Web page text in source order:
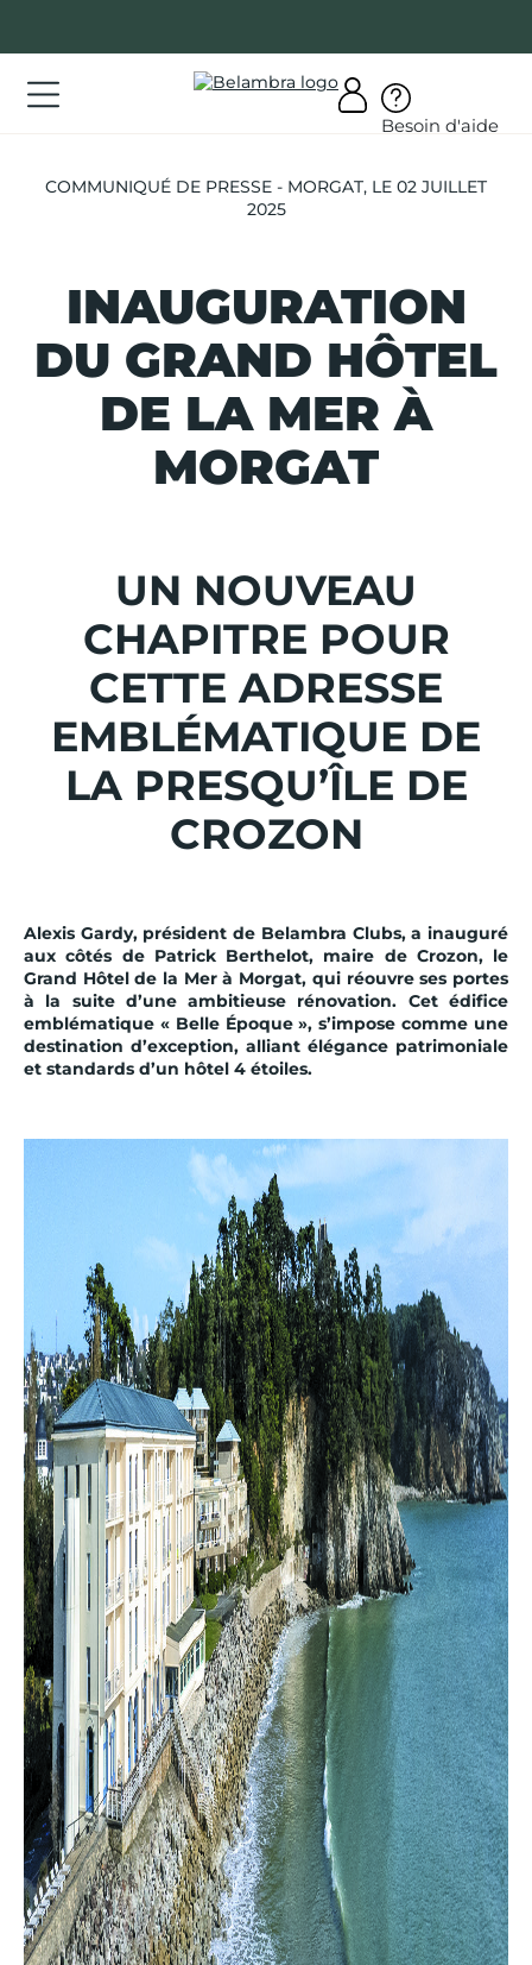
contenu
Besoin d'aide
COMMUNIQUÉ DE PRESSE - MORGAT, LE 02 JUILLET
2025
INAUGURATION
DU GRAND HÔTEL
DE LA MER À
MORGAT
UN NOUVEAU
CHAPITRE POUR
CETTE ADRESSE
EMBLÉMATIQUE DE
LA PRESQU’ÎLE DE
CROZON
Alexis Gardy, président de Belambra Clubs, a inauguré
aux côtés de Patrick Berthelot, maire de Crozon, le
Grand Hôtel de la Mer à Morgat, qui réouvre ses portes
à la suite d’une ambitieuse rénovation. Cet édifice
emblématique « Belle Époque », s’impose comme une
destination d’exception, alliant élégance patrimoniale
et standards d’un hôtel 4 étoiles.